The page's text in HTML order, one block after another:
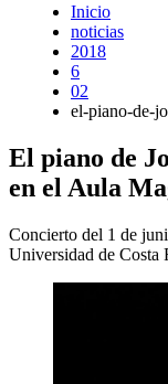
Inicio
noticias
2018
6
02
el-piano-de-
El piano de
en el Aula
Concierto del 1 de
Universidad de Costa